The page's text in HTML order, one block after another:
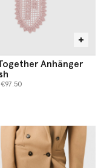
Anhänger
von
€97.50